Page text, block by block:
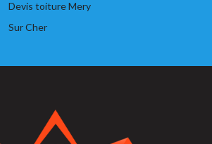
Devis toiture Mery
Sur Cher